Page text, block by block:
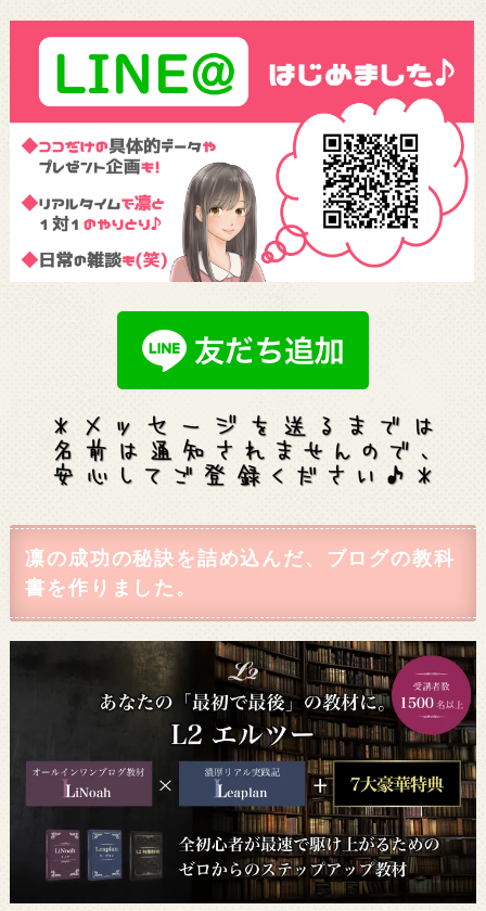
凛の成功の秘訣を詰め込んだ、ブログの教科
書を作りました。